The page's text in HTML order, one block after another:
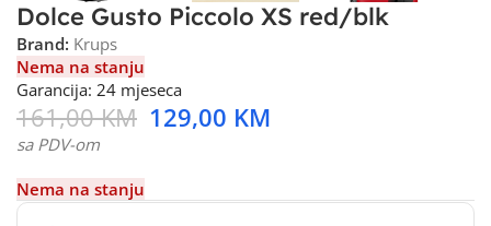
Dolce Gusto Piccolo XS red/blk
Brand: Krups
Nema na stanju
Garancija: 24 mjeseca
161,00KM 129,00 KM
sa PDV-om
Nema na stanju